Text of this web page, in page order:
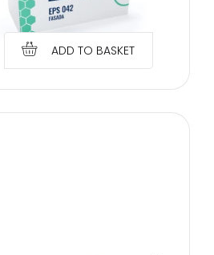
€3.75
ADD TO BASKET